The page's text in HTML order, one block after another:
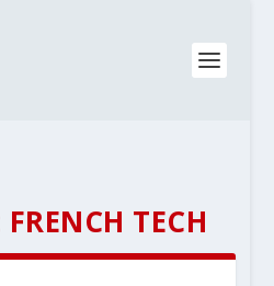
FRENCH TECH